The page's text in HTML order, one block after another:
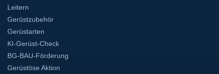
Leitern
Gerüstzubehör
Gerüstarten
KI-Gerüst-Check
BG-BAU-Förderung
Gerüstöse Aktion